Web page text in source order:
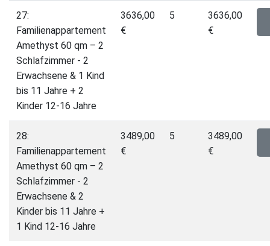
27:
Familienappartement
Amethyst 60 qm – 2
Schlafzimmer - 2
Erwachsene & 1 Kind
bis 11 Jahre + 2
Kinder 12-16 Jahre
3636,00
€
5
3636,00
€
28:
Familienappartement
Amethyst 60 qm – 2
Schlafzimmer - 2
Erwachsene & 2
Kinder bis 11 Jahre +
1 Kind 12-16 Jahre
3489,00
€
5
3489,00
€